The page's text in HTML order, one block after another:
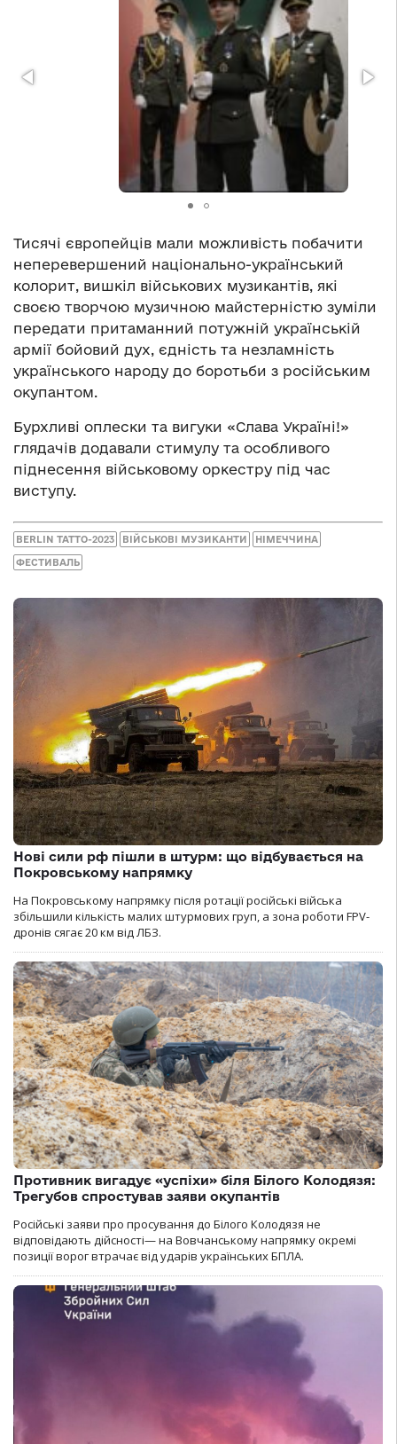
Тисячі європейців мали можливість побачити
неперевершений національно-український
колорит, вишкіл військових музикантів, які
своєю творчою музичною майстерністю зуміли
передати притаманний потужній українській
армії бойовий дух, єдність та незламність
українського народу до боротьби з російським
окупантом.
Бурхливі оплески та вигуки «Слава Україні!»
глядачів додавали стимулу та особливого
піднесення військовому оркестру під час
виступу.
BERLIN TATTO-2023 ВІЙСЬКОВІ МУЗИКАНТИ НІМЕЧЧИНА
ФЕСТИВАЛЬ
Нові сили рф пішли в штурм: що відбувається на
Покровському напрямку
На Покровському напрямку після ротації російські війська
збільшили кількість малих штурмових груп, а зона роботи FPV-
дронів сягає 20 км від ЛБЗ.
Противник вигадує «успіхи» біля Білого Колодязя:
Трегубов спростував заяви окупантів
Російські заяви про просування до Білого Колодязя не
відповідають дійсності— на Вовчанському напрямку окремі
позиції ворог втрачає від ударів українських БПЛА.